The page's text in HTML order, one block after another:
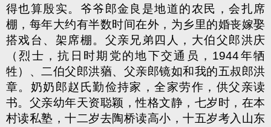
得也算殷实。爷爷郎金良是地道的农民，会扎席
棚，每年大约有半数时间在外，为乡里的婚丧嫁娶
搭戏台、架席棚。父亲兄弟四人，大伯父郎洪庆
（烈士，抗日时期党的地下交通员， 1944年牺
牲）、二伯父郎洪蕕、父亲郎镜如和我的五叔郎洪
章。奶奶郎赵氏勤俭持家，全家劳作，供父亲读
书。父亲幼年天资聪颖，性格文静，七岁时，在本
村读私塾，十二岁去陶桥读高小，十五岁考入山东